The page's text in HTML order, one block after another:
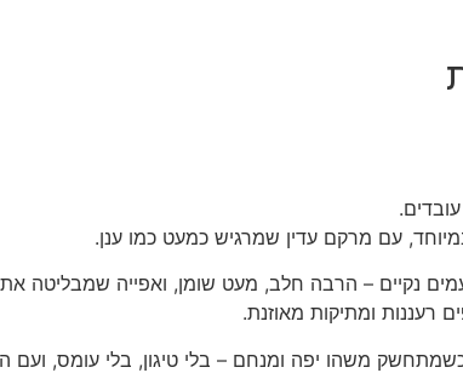
עם מרקם עדין שמרגיש כמעט כמו ענן.
נקיים – הרבה חלב, מעט שומן, ואפייה שמבליטה
רעננות ומתיקות מאוזנת.
משהו יפה ומנחם – בלי טיגון, בלי עומס,